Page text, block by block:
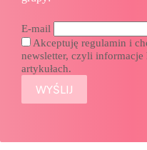
E-mail
Akceptuję regulamin i
newsletter, czyli
artykułach.